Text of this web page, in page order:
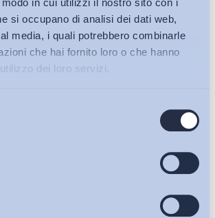
in cui utilizzi il nostro sito con i
si occupano di analisi dei dati web,
media, i quali potrebbero combinarle
che hai fornito loro o che hanno
dei loro servizi.